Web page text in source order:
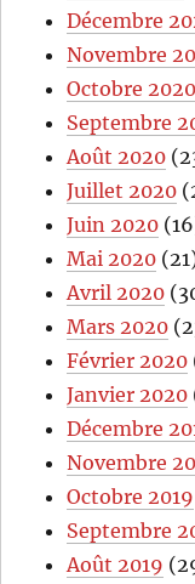
Décembre
Novembre
Octobre 2020
Septembre
Août 2020
Juillet 2020
Juin 2020
Mai 2020
Avril 2020
Mars 2020
Février 2020
Janvier 2020
Décembre
Novembre
Octobre 2019
Septembre
Août 2019